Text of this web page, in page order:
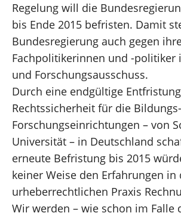
Regelung will die
bis Ende 2015 befristen. Damit
Bundesregierung auch gegen
Fachpolitikerinnen und -politiker
und Forschungsausschuss.
Durch eine endgültige
Rechtssicherheit für die
Forschungseinrichtungen – von
Universität – in Deutschland
erneute Befristung bis 2015
keiner Weise den Erfahrungen in
urheberrechtlichen Praxis
Wir werden – wie schon im Falle